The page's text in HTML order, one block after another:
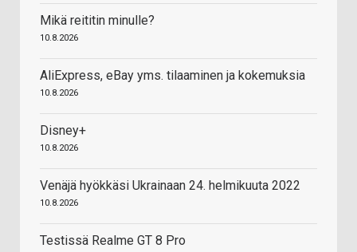
Mikä reititin minulle?
10.8.2026
AliExpress, eBay yms. tilaaminen ja kokemuksia
10.8.2026
Disney+
10.8.2026
Venäjä hyökkäsi Ukrainaan 24. helmikuuta 2022
10.8.2026
Testissä Realme GT 8 Pro